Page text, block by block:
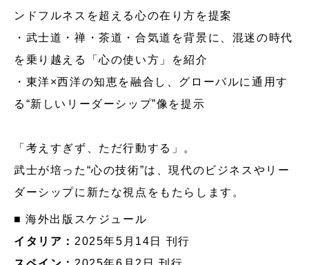
ンドフルネスを超える心の在り方を提案
・武士道・禅・茶道・合気道を背景に、混迷の時代
を乗り越える「心の使い方」を紹介
・東洋×西洋の知恵を融合し、グローバルに通用す
る“新しいリーダーシップ”像を提示
「考えすぎず、ただ行動する」。
武士が培った“心の技術”は、現代のビジネスやリー
ダーシップに新たな視点をもたらします。
■ 海外出版スケジュール
イタリア： 2025年5月14日 刊行